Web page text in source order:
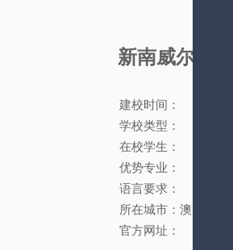
新南威尔士
建校时间：
学校类型：
在校学生：
优势专业：
语言要求：
所在城市：澳大利亚
官方网址：